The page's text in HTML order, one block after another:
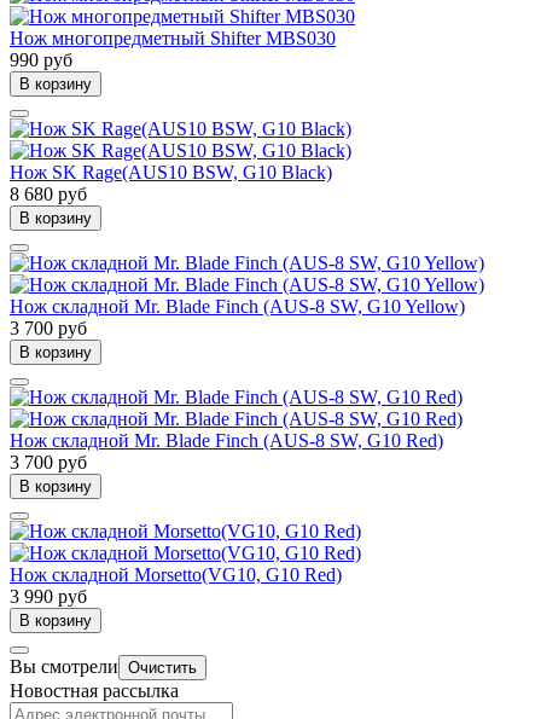
Нож многопредметный Shifter MBS030
990 руб
В корзину
Нож SK Rage(AUS10 BSW, G10 Black)
8 680 руб
В корзину
Нож складной Mr. Blade Finch (AUS-8 SW, G10 Yellow)
3 700 руб
В корзину
Нож складной Mr. Blade Finch (AUS-8 SW, G10 Red)
3 700 руб
В корзину
Нож складной Morsetto(VG10, G10 Red)
3 990 руб
В корзину
Вы смотрели Очистить
Новостная рассылка